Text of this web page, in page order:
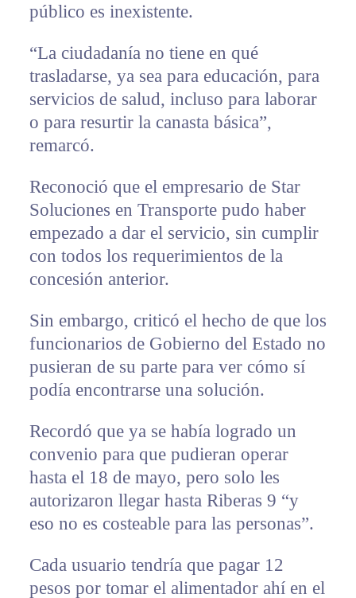
público es inexistente.
“La ciudadanía no tiene en qué
trasladarse, ya sea para educación, para
servicios de salud, incluso para laborar
o para resurtir la canasta básica”,
remarcó.
Reconoció que el empresario de Star
Soluciones en Transporte pudo haber
empezado a dar el servicio, sin cumplir
con todos los requerimientos de la
concesión anterior.
Sin embargo, criticó el hecho de que los
funcionarios de Gobierno del Estado no
pusieran de su parte para ver cómo sí
podía encontrarse una solución.
Recordó que ya se había logrado un
convenio para que pudieran operar
hasta el 18 de mayo, pero solo les
autorizaron llegar hasta Riberas 9 “y
eso no es costeable para las personas”.
Cada usuario tendría que pagar 12
pesos por tomar el alimentador ahí en el